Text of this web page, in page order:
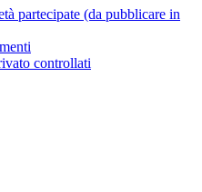
partecipate (da pubblicare in
controllati